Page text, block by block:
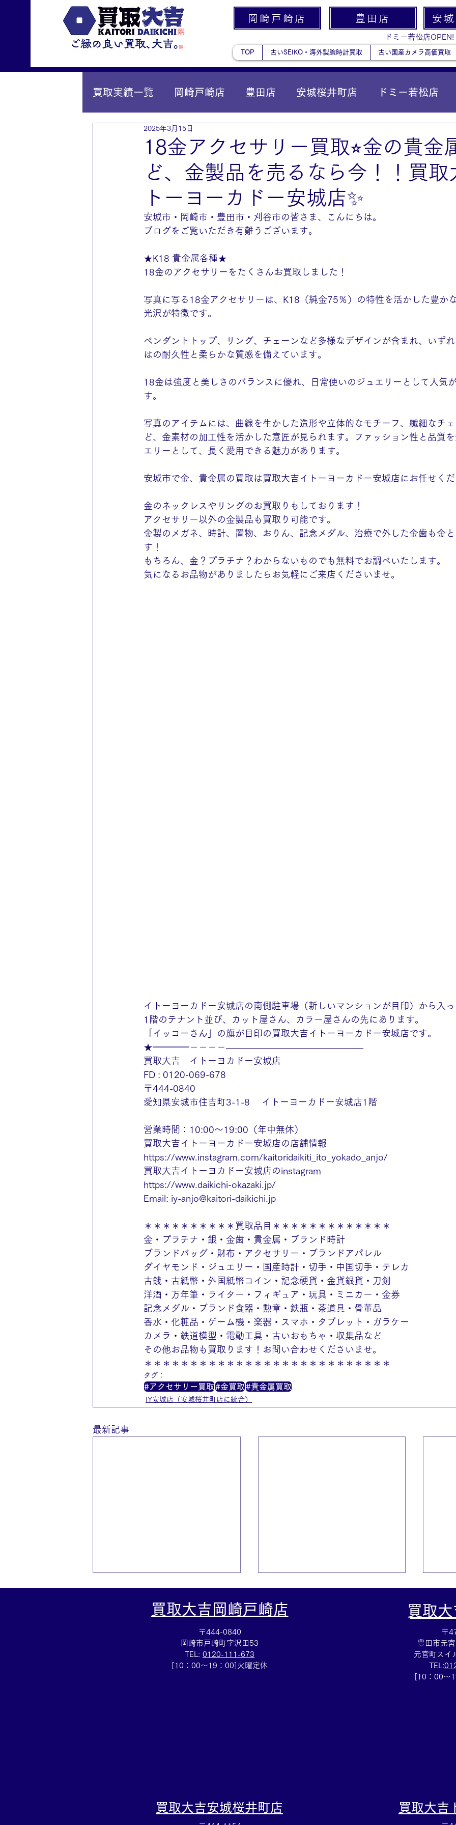
岡崎戸崎店 豊田店 安
ドミー若松店OPEN!
TOP 古いSEIKO・海外製腕時計買取 古い国産カメラ高価買取
買取実績一覧 岡崎戸崎店 豊田店 安城桜井町店 ドミー若松店
IY安城店（安城桜井町店に統合）
18金アクセサリー買取⭐︎金の貴金
ど、金製品を売るなら今！！買取
トーヨーカドー安城店✨
2025年3月15日
安城市・岡崎市・豊田市・刈谷市の皆さま、こんにちは。
ブログをご覧いただき有難うございます。
★K18 貴金属各種★
18金のアクセサリーをたくさんお買取しました！
写真に写る18金アクセサリーは、K18（純金75％）の特性を活かした豊か
光沢が特徴です。
ペンダントトップ、リング、チェーンなど多様なデザインが含まれ、いず
はの耐久性と柔らかな質感を備えています。
18金は強度と美しさのバランスに優れ、日常使いのジュエリーとして人気
す。
写真のアイテムには、曲線を生かした造形や立体的なモチーフ、繊細なチ
ど、金素材の加工性を活かした意匠が見られます。ファッション性と品質
エリーとして、長く愛用できる魅力があります。
安城市で金、貴金属の買取は買取大吉イトーヨーカドー安城店にお任せく
金のネックレスやリングのお買取りもしております！
アクセサリー以外の金製品も買取り可能です。
金製のメガネ、時計、置物、おりん、記念メダル、治療で外した金歯も金
す！
もちろん、金？プラチナ？わからないものでも無料でお調べいたします。
気になるお品物がありましたらお気軽にご来店くださいませ。
イトーヨーカドー安城店の南側駐車場（新しいマンションが目印）から入
1階のテナント並び、カット屋さん、カラー屋さんの先にあります。
「イッコーさん」の旗が目印の買取大吉イトーヨーカドー安城店です。
★━━━━－－－－———————————————
買取大吉　イトーヨカドー安城店
FD : 0120-069-678
〒444-0840
愛知県安城市住吉町3-1-8　 イトーヨーカドー安城店1階
営業時間：10:00～19:00（年中無休）
買取大吉イトーヨーカドー安城店の店舗情報
https://www.instagram.com/kaitoridaikiti_ito_yokado_anjo/
買取大吉イトーヨカドー安城店のinstagram
https://www.daikichi-okazaki.jp/
Email: iy-anjo@kaitori-daikichi.jp
＊＊＊＊＊＊＊＊＊＊買取品目＊＊＊＊＊＊＊＊＊＊＊＊＊
金・プラチナ・銀・金歯・貴金属・ブランド時計
ブランドバッグ・財布・アクセサリー・ブランドアパレル
ダイヤモンド・ジュエリー・国産時計・切手・中国切手・テレカ
古銭・古紙幣・外国紙幣コイン・記念硬貨・金貨銀貨・刀剣
洋酒・万年筆・ライター・フィギュア・玩具・ミニカー・金券
記念メダル・ブランド食器・勲章・鉄瓶・茶道具・骨董品
香水・化粧品・ゲーム機・楽器・スマホ・タブレット・ガラケー
カメラ・鉄道模型・電動工具・古いおもちゃ・収集品など
その他お品物も買取ります！お問い合わせくださいませ。
＊＊＊＊＊＊＊＊＊＊＊＊＊＊＊＊＊＊＊＊＊＊＊＊＊＊＊
タグ：
#アクセサリー買取#金買取#貴金属買取
IY安城店（安城桜井町店に統合）
最新記事
買取大吉岡崎戸崎店
〒444-0840
岡崎市戸崎町字沢田53
TEL: 0120-111-673
[10：00～19：00]火曜定休
買取大吉安城桜井町店
買取
〒
豊田市元
元宮町スイ
TEL:
[10：00～
買取大吉